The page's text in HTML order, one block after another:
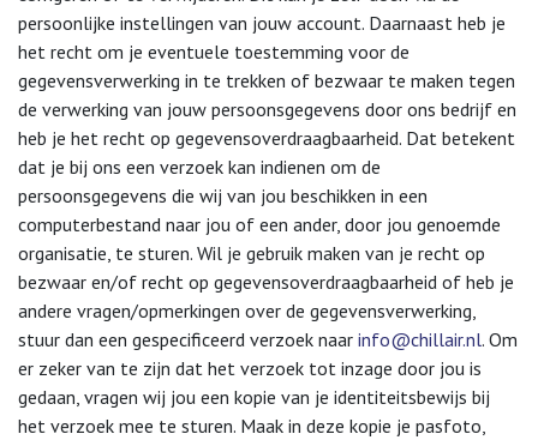
persoonlijke instellingen van jouw account. Daarnaast heb je
het recht om je eventuele toestemming voor de
gegevensverwerking in te trekken of bezwaar te maken tegen
de verwerking van jouw persoonsgegevens door ons bedrijf en
heb je het recht op gegevensoverdraagbaarheid. Dat betekent
dat je bij ons een verzoek kan indienen om de
persoonsgegevens die wij van jou beschikken in een
computerbestand naar jou of een ander, door jou genoemde
organisatie, te sturen. Wil je gebruik maken van je recht op
bezwaar en/of recht op gegevensoverdraagbaarheid of heb je
andere vragen/opmerkingen over de gegevensverwerking,
stuur dan een gespecificeerd verzoek naar info@chillair.nl. Om
er zeker van te zijn dat het verzoek tot inzage door jou is
gedaan, vragen wij jou een kopie van je identiteitsbewijs bij
het verzoek mee te sturen. Maak in deze kopie je pasfoto,